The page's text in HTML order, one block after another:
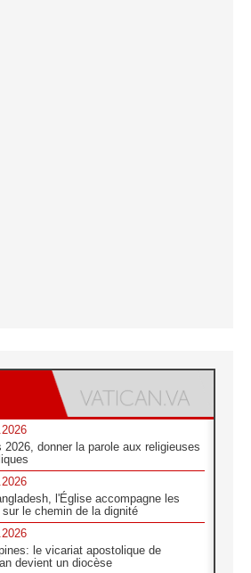
2026, donner la parole aux religieuses
l'Église accompagne les
sur le chemin de la dignité
le vicariat apostolique de
devient un diocèse